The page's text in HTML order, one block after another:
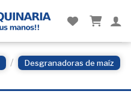
/ Desgranadoras de maíz